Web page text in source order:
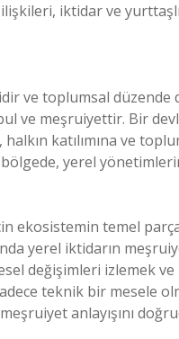
iktidar ve
ve toplumsal düzende
ve meşruiyettir. Bir
katılımına ve
bölgede, yerel
ekosistemin temel
yerel iktidarın
değişimleri izlemek ve
teknik bir mesele
anlayışını